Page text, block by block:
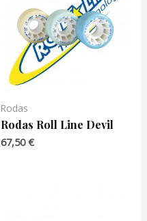
Rodas
Rodas Roll Line Devil
67,50€